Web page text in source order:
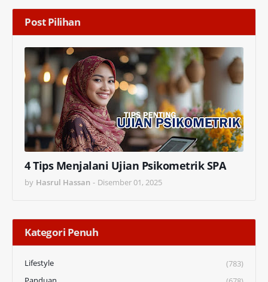
Post Pilihan
4 Tips Menjalani Ujian Psikometrik SPA
by Hasrul Hassan - Disember 01, 2025
Kategori Penuh
Lifestyle
(783)